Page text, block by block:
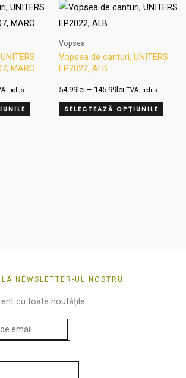
MARO
Inclus
Acest
produs
mai
multe
Opțiunile
pot
Vopsea
Vopsea de canturi, UNITERS
EP2022, ALB
54.99 lei – 145.99 lei
Interval
la
TVA Inclus
SELECTEAZĂ OPȚIUNILE
Acest
mai
pot
NEWSLETTER-UL NOSTRU
cu toate noutățile